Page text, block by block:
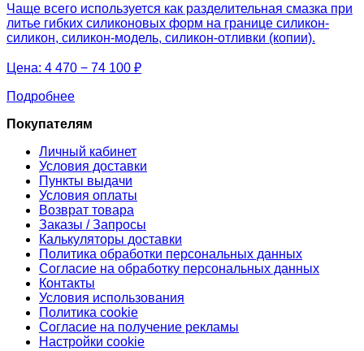
Чаще всего используется как разделительная смазка при
литье гибких силиконовых форм на границе силикон-
силикон, силикон-модель, силикон-отливки (копии).
Цена: 4 470 − 74 100 ₽
Подробнее
Покупателям
Личный кабинет
Условия доставки
Пункты выдачи
Условия оплаты
Возврат товара
Заказы / Запросы
Калькуляторы доставки
Политика обработки персональных данных
Согласие на обработку персональных данных
Контакты
Условия использования
Политика cookie
Согласие на получение рекламы
Настройки cookie